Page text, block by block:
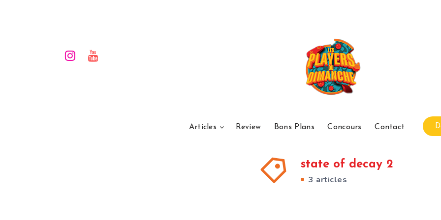
Articles Review Bons Plans Concours Contact
state of decay 2
3 articles